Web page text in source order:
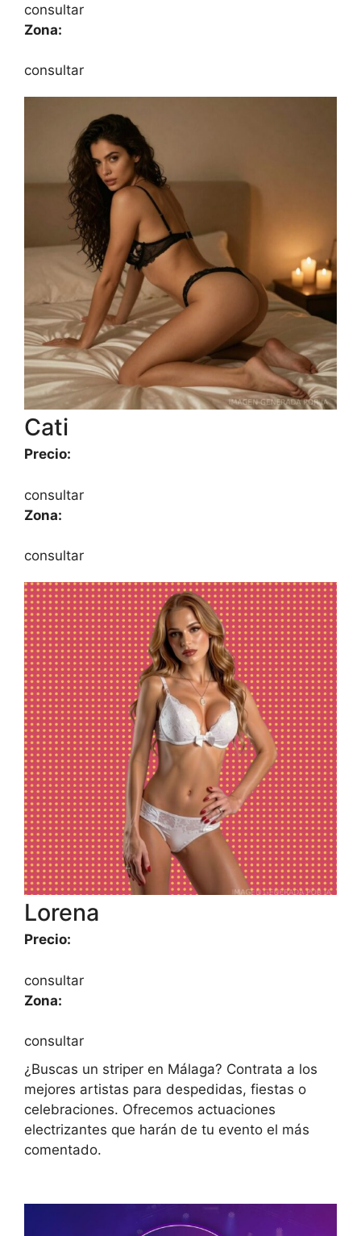
consultar
Zona:
consultar
Cati
Precio:
consultar
Zona:
consultar
Lorena
Precio:
consultar
Zona:
consultar
¿Buscas un striper en Málaga? Contrata a los
mejores artistas para despedidas, fiestas o
celebraciones. Ofrecemos actuaciones
electrizantes que harán de tu evento el más
comentado.